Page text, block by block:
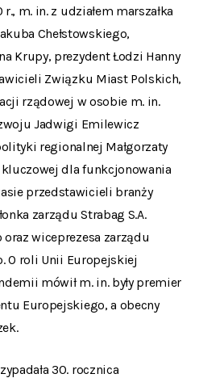
m. in. z udziałem marszałka
Chełstowskiego,
Krupy, prezydent Łodzi Hanny
Związku Miast Polskich,
rządowej w osobie m. in.
Jadwigi Emilewicz
regionalnej Małgorzaty
dla funkcjonowania
przedstawicieli branży
zarządu Strabag S.A.
wiceprezesa zarządu
O roli Unii Europejskiej
mówił m. in. były premier
Europejskiego, a obecny
30. rocznica